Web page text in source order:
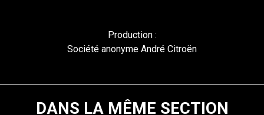
Production :
Société anonyme André Citroën
DANS LA MÊME SECTION